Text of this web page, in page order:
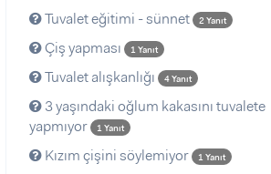
Tuvalet eğitimi - sünnet 2 Yanıt
Çiş yapması 1 Yanıt
Tuvalet alışkanlığı 4 Yanıt
3 yaşındaki oğlum kakasını tuvalete
yapmıyor
1 Yanıt
Kızım çişini söylemiyor 1 Yanıt